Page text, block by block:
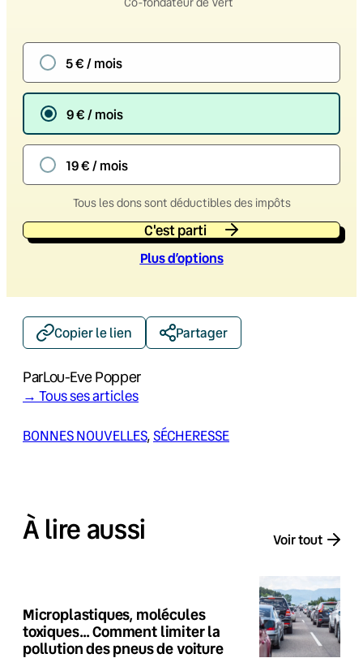
5 € / mois
9 € / mois
19 € / mois
Tous les dons sont déductibles des impôts
C'est parti
Plus d’options
Copier le lien Partager
ParLou-Eve Popper
→ Tous ses articles
BONNES NOUVELLES, SÉCHERESSE
À lire aussi Voir tout
Microplastiques, molécules
toxiques… Comment limiter la
pollution des pneus de voiture